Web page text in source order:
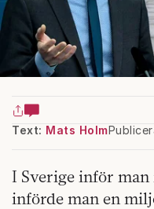
Text: Mats Holm
I Sverige inför
införde man en